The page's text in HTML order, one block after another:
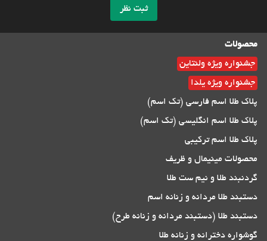
ثبت نظر
محصولات
جشنواره ویژه ولنتاین
جشنواره ویژه یلدا
پلاک طلا اسم فارسی (تک اسم)
پلاک طلا اسم انگلیسی (تک اسم)
پلاک طلا اسم ترکیبی
محصولات مینیمال و ظریف
گردنبند طلا و نیم ست طلا
دستبند طلا مردانه و زنانه اسم
دستبند طلا (دستبند مردانه و زنانه طرح)
گوشواره دخترانه و زنانه طلا